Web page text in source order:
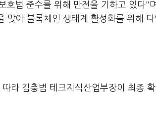
호법 준수를 위해 만전을 기하고 있다"
맞아 블록체인 생태계 활성화를 위해
라 김충범 테크지식산업부장이 최종 확